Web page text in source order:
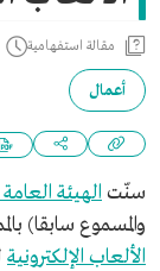
مقالة استفهامية
أعمال
سنّت الهيئة
والمسموع سابقا)
الألعاب الإلكترونية